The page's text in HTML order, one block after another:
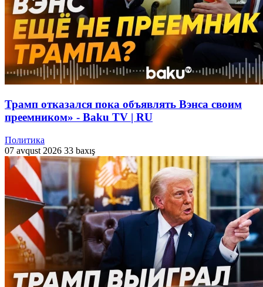
Трамп отказался пока объявлять Вэнса своим
преемником» - Baku TV | RU
Политика
07 avqust 2026 33 baxış